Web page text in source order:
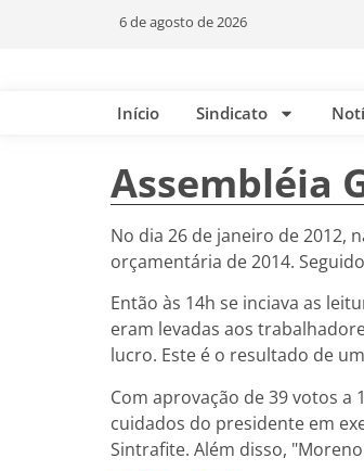
6 de agosto de 2026
Início Sindicato
Assembléia
No dia 26 de janeiro de 2012,
orçamentária de 2014.
Então às 14h se inciava as
eram levadas aos
lucro. Este é o resultado de
Com aprovação de 39 votos
cuidados do presidente em
Sintrafite. Além disso,